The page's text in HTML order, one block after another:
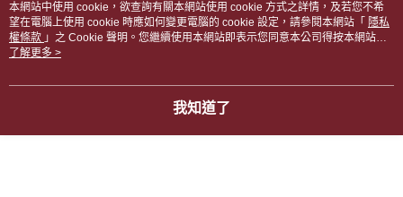
熱門標籤
本網站中使用 cookie，欲查詢有關本網站使用 cookie 方式之詳情，及若您不希
望在電腦上使用 cookie 時應如何變更電腦的 cookie 設定，請參閱本網站「 隱私
權條款 」之 Cookie 聲明。您繼續使用本網站即表示您同意本公司得按本網站使
用條款之 Cookie 聲明使用 cookie。
了解更多 >
我知道了